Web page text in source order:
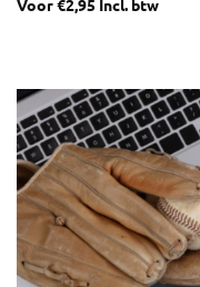
Voor€2,95 Incl. btw